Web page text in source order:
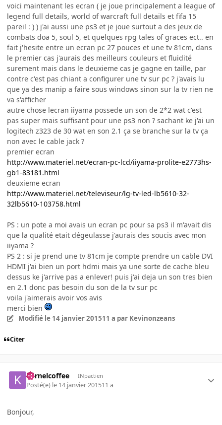
voici maintenant les ecran ( je joue principalement a league of
legend full details, world of warcraft full details et fifa 15
pareil : ) ) j'ai aussi une ps3 et je joue surtout a des jeux de
combats doa 5, soul 5, et quelques rpg tales of graces ect.. en
fait j'hesite entre un ecran pc 27 pouces et une tv 81cm, dans
le premier cas j'aurais des meilleurs couleurs et fluidité
surement mais dans le deuxieme cas je gagne en taille, par
contre c'est pas chiant a configurer une tv sur pc ? j'avais lu
que ya des manip a faire sous windows sinon sur la tv rien ne
va s'afficher
autre chose lecran iiyama possede un son de 2*2 wat c'est
pas super mais suffisant pour une ps3 non ? sachant ke j'ai un
logitech z323 de 30 wat en son 2.1 ça se branche sur la tv ça
non avec le cable jack ?
premier ecran
http://www.materiel.net/ecran-pc-lcd/iiyama-prolite-e2773hs-
gb1-83181.html
deuxieme ecran
http://www.materiel.net/televiseur/lg-tv-led-lb5610-32-
32lb5610-103758.html
PS : un pote a moi avais un ecran pc pour sa ps3 il m'avait dis
que la qualité etait dégeulasse j'aurais des soucis avec mon
iiyama ?
PS 2 : si je prend une tv 81cm je compte prendre un cable DVI
HDMI j'ai bien un port hdmi mais ya une sorte de cache bleu
dessus ke j'arrive pas a enlever! puis j'ai deja un son tres bien
en 2.1 donc pas besoin du son de la tv sur pc
voila j'aimerais avoir vos avis
merci bien
Modifié le 14 janvier 201511 a par Kevinonzeans
Citer
Kernelcoffee INpactien
Posté(e) le 14 janvier 201511 a
Bonjour,